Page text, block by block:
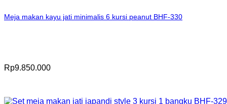
Meja makan kayu jati minimalis 6 kursi peanut BHF-330
Rp9.850.000